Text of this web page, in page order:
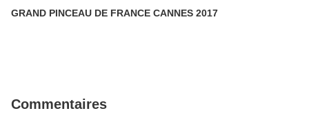
GRAND PINCEAU DE FRANCE CANNES 2017
Commentaires